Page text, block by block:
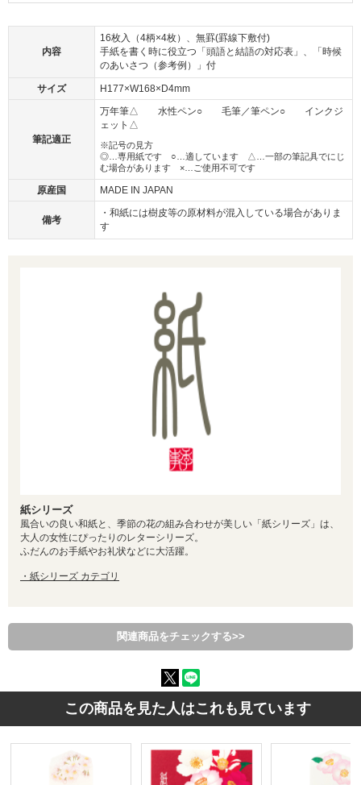
内容
16枚入（4柄×4枚）、無罫(罫線下敷付)
手紙を書く時に役立つ「頭語と結語の対応表」、「時候
のあいさつ（参考例）」付
サイズ H177×W168×D4mm
筆記適正
万年筆△ 水性ペン○ 毛筆／筆ペン○ インクジ
ェット△
※記号の見方
◎…専用紙です ○…適しています △…一部の筆記具でにじ
む場合があります ×…ご使用不可です
原産国 MADE IN JAPAN
備考
・和紙には樹皮等の原材料が混入している場合がありま
す
紙シリーズ
風合いの良い和紙と、季節の花の組み合わせが美しい「紙シリーズ」は、
大人の女性にぴったりのレターシリーズ。
ふだんのお手紙やお礼状などに大活躍。
・紙シリーズ カテゴリ
関連商品をチェックする>>
この商品を見た人はこれも見ています